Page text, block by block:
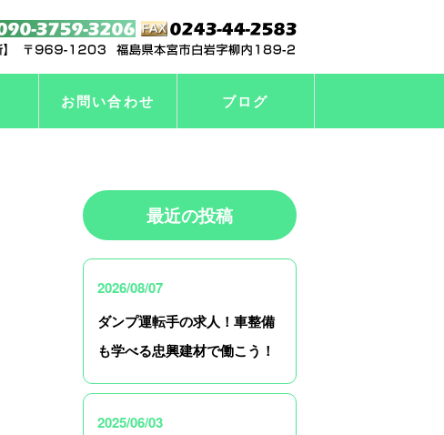
お問い合わせ ブログ
最近の投稿
2026/08/07
ダンプ運転手の求人！車整備
も学べる忠興建材で働こう！
2025/06/03